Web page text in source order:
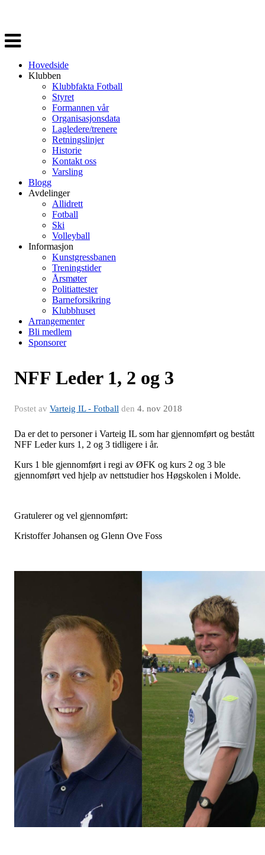
Veksle
navigasjon
Hovedside
Klubben
Klubbfakta Fotball
Styret
Formannen vår
Organisasjonsdata
Lagledere/trenere
Retningslinjer
Historie
Kontakt oss
Varsling
Blogg
Avdelinger
Allidrett
Fotball
Ski
Volleyball
Informasjon
Kunstgressbanen
Treningstider
Årsmøter
Politiattester
Barneforsikring
Klubbhuset
Arrangementer
Bli medlem
Sponsorer
NFF Leder 1, 2 og 3
Postet av Varteig IL - Fotball den 4. nov 2018
Da er det to personer i Varteig IL som har gjennomført og bestått
NFF Leder kurs 1, 2 og 3 tidligere i år.
Kurs 1 ble gjennomført i regi av ØFK og kurs 2 og 3 ble
gjennomført ved hjelp av nettstudier hos Høgskolen i Molde.
Gratulerer og vel gjennomført:
Kristoffer Johansen og Glenn Ove Foss